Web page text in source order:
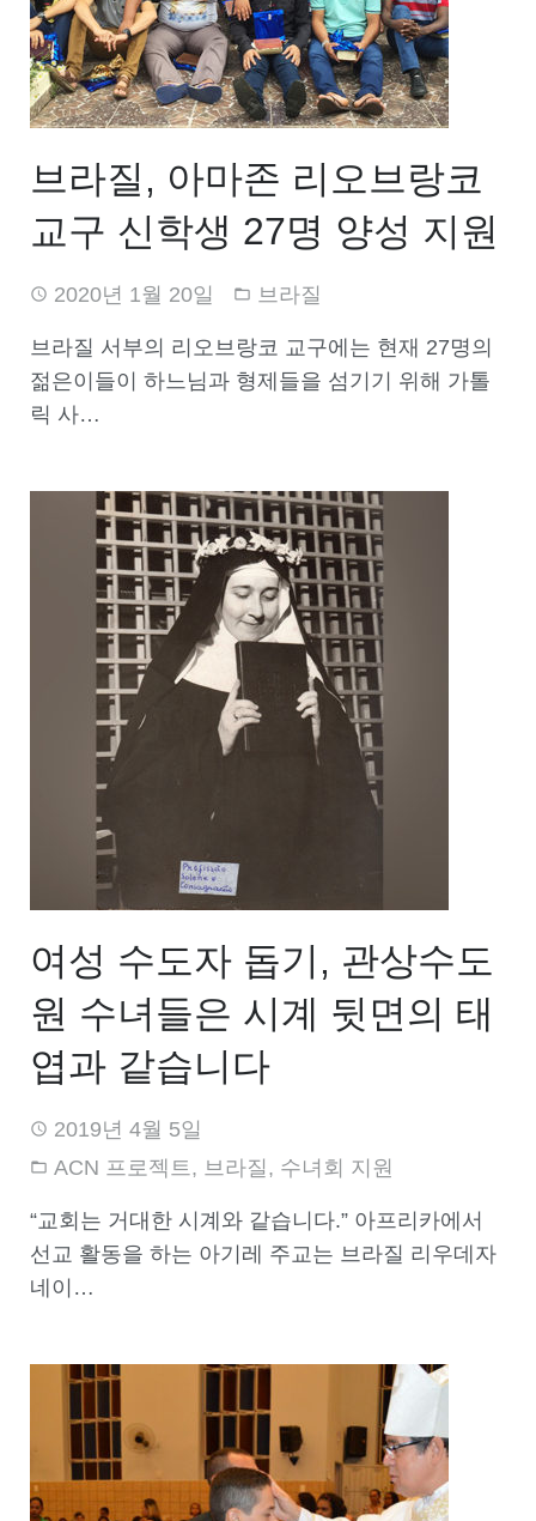
브라질, 아마존 리오브랑코
교구 신학생 27명 양성 지원
2020년 1월 20일 브라질
브라질 서부의 리오브랑코 교구에는 현재 27명의
젊은이들이 하느님과 형제들을 섬기기 위해 가톨
릭 사…
여성 수도자 돕기, 관상수도
원 수녀들은 시계 뒷면의 태
엽과 같습니다
2019년 4월 5일
ACN 프로젝트, 브라질 , 수녀회 지원
“교회는 거대한 시계와 같습니다.” 아프리카에서
선교 활동을 하는 아기레 주교는 브라질 리우데자
네이…